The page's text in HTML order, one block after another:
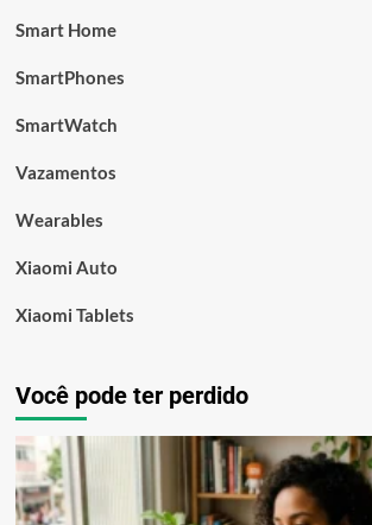
Smart Home
SmartPhones
SmartWatch
Vazamentos
Wearables
Xiaomi Auto
Xiaomi Tablets
Você pode ter perdido